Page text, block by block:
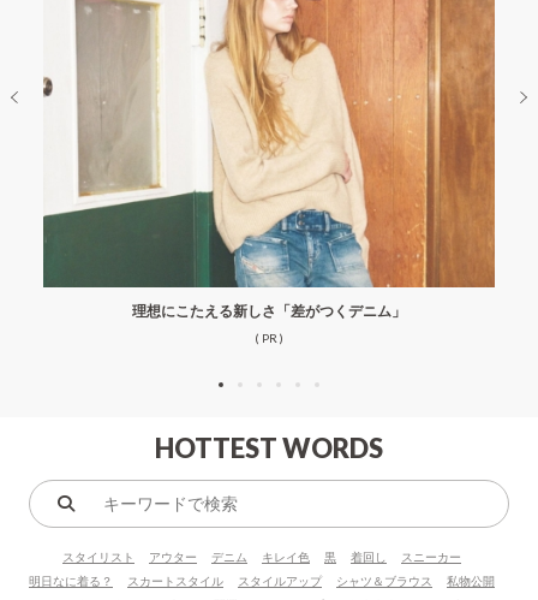
理想にこたえる新しさ「差がつくデニム」
( PR )
HOTTEST WORDS
キ
ワ
ー
スタイリスト アウター デニム キレイ色 黒 着回し
スニーカー
明日なに着る？
スカートスタイル スタイルアップ シャツ＆ブラウス
私物公開